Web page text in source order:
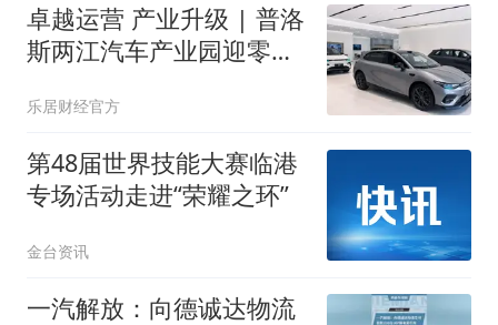
卓越运营 产业升级 | 普洛
斯两江汽车产业园迎零跑
乐居财经官方
第48届世界技能大赛临港
专场活动走进“荣耀之环”
金台资讯
一汽解放：向德诚达物流